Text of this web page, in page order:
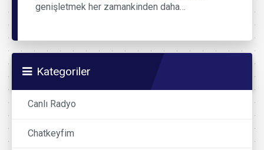
genişletmek her zamankinden daha…
Kategoriler
Canlı Radyo
Chatkeyfim